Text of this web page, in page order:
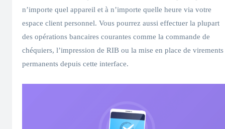
n’importe quel appareil et à n’importe quelle heure via votre
espace client personnel. Vous pourrez aussi effectuer la plupart
des opérations bancaires courantes comme la commande de
chéquiers, l’impression de RIB ou la mise en place de virements
permanents depuis cette interface.